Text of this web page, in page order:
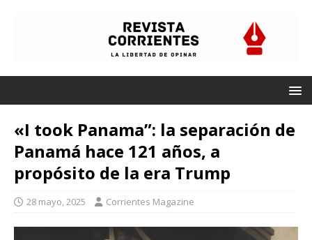
«I took Panama”: la separación de
Panamá hace 121 años, a
propósito de la era Trump
28 mayo, 2025 Corrientes Magazine